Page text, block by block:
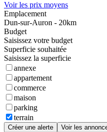
Voir les prix moyens
Emplacement
Dun-sur-Auron - 20km
Budget
Saisissez votre budget
Superficie souhaitée
Saisissez la superficie
annexe
appartement
commerce
maison
parking
terrain
Créer une alerte Voir les